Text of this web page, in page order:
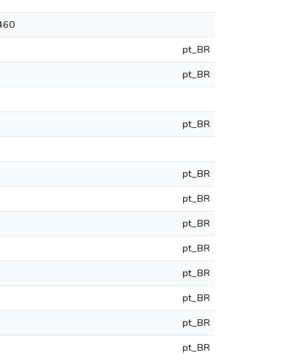
pt_BR
pt_BR
pt_BR
pt_BR
pt_BR
pt_BR
pt_BR
pt_BR
pt_BR
pt_BR
pt_BR